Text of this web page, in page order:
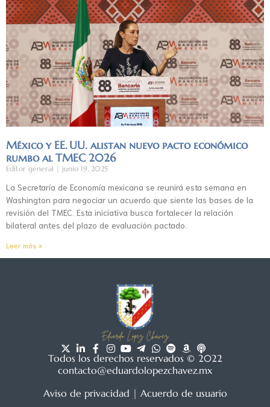
México y EE. UU. alistan nuevo pacto económico
rumbo al TMEC 2026
Editor general junio 19, 2025
La Secretaría de Economía mexicana se reunirá esta semana en
Washington para negociar un acuerdo que siente las bases de la
revisión del TMEC. Esta iniciativa busca fortalecer la relación
bilateral antes del plazo de evaluación pactado.
Leer más »
Todos los derechos reservados © 2022
contacto@eduardolopezchavez.mx
Aviso de privacidad | Acuerdo de usuario